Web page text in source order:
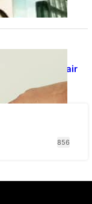
municípios
turno e em Jair
856